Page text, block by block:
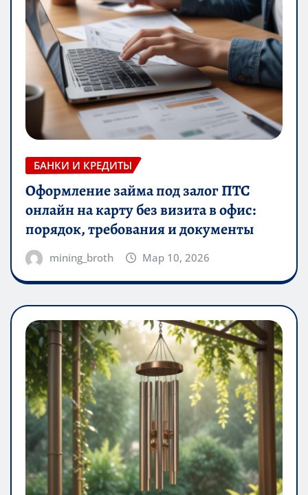
БАНКИ И КРЕДИТЫ
Оформление займа под залог ПТС
онлайн на карту без визита в офис:
порядок, требования и документы
mining_broth Мар 10, 2026